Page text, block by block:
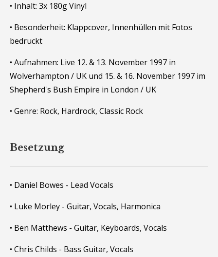
• Inhalt: 3x 180g Vinyl
• Besonderheit: Klappcover, Innenhüllen mit Fotos
bedruckt
• Aufnahmen: Live 12. & 13. November 1997 in
Wolverhampton / UK und 15. & 16. November 1997 im
Shepherd's Bush Empire in London / UK
• Genre: Rock, Hardrock, Classic Rock
Besetzung
• Daniel Bowes - Lead Vocals
• Luke Morley - Guitar, Vocals, Harmonica
• Ben Matthews - Guitar, Keyboards, Vocals
• Chris Childs - Bass Guitar, Vocals